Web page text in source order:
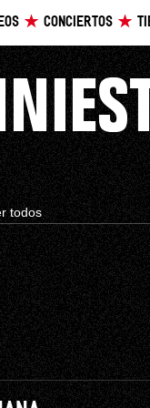
CONCIERTOS
todos